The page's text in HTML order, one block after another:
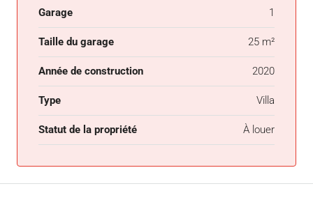
Garage 1
Taille du garage 25 m²
Année de construction 2020
Type Villa
Statut de la propriété À louer